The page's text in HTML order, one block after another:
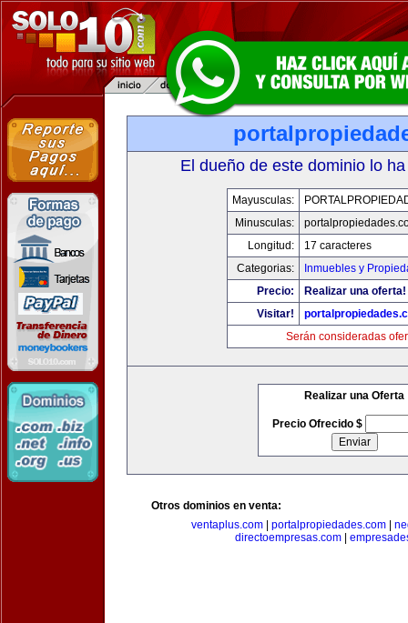
El dueño de este dominio lo
Mayusculas:
Minusculas:
Longitud:
17 caracteres
Categorias:
Inmuebles y
Precio:
Realizar una oferta!
Visitar!
Serán consideradas
Realizar una Oferta
Precio Ofrecido $
Otros dominios en venta:
ventaplus.com
portalpropiedades.com
directoempresas.com